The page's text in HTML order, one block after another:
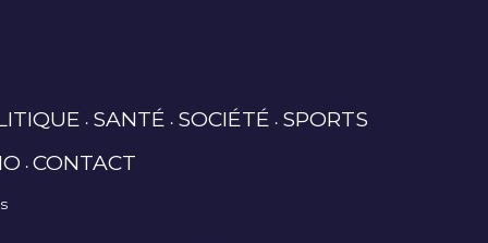
SANTÉ SOCIÉTÉ SPORTS
CONTACT